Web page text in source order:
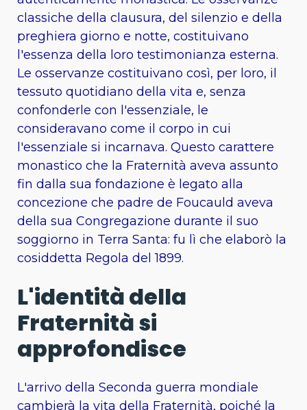
classiche della clausura, del silenzio e della
preghiera giorno e notte, costituivano
l'essenza della loro testimonianza esterna.
Le osservanze costituivano così, per loro, il
tessuto quotidiano della vita e, senza
confonderle con l'essenziale, le
consideravano come il corpo in cui
l'essenziale si incarnava. Questo carattere
monastico che la Fraternità aveva assunto
fin dalla sua fondazione è legato alla
concezione che padre de Foucauld aveva
della sua Congregazione durante il suo
soggiorno in Terra Santa: fu lì che elaborò la
cosiddetta Regola del 1899.
L'identità della
Fraternità si
approfondisce
L'arrivo della Seconda guerra mondiale
cambierà la vita della Fraternità, poiché la